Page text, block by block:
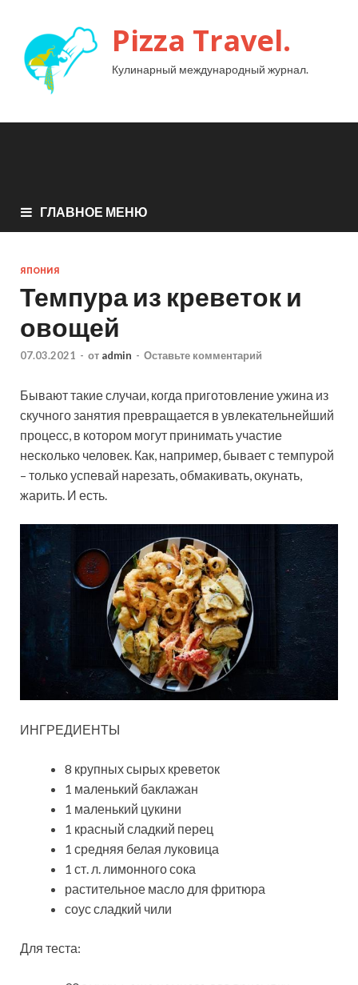
Pizza Travel.
Кулинарный международный журнал.
ГЛАВНОЕ МЕНЮ
ЯПОНИЯ
Темпура из креветок и
овощей
07.03.2021 - от admin - Оставьте комментарий
Бывают такие случаи, когда приготовление ужина из
скучного занятия превращается в увлекательнейший
процесс, в котором могут принимать участие
несколько человек. Как, например, бывает с темпурой
– только успевай нарезать, обмакивать, окунать,
жарить. И есть.
ИНГРЕДИЕНТЫ
8 крупных сырых креветок
1 маленький баклажан
1 маленький цукини
1 красный сладкий перец
1 средняя белая луковица
1 ст. л. лимонного сока
растительное масло для фритюра
соус сладкий чили
Для теста: